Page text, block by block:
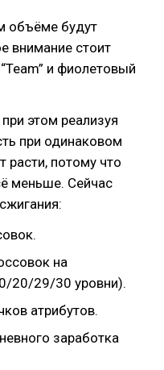
объёме будут
внимание стоит
и фиолетовый
этом реализуя
при одинаковом
расти, потому что
меньше. Сейчас
на
20/29/30 уровни).
атрибутов.
заработка